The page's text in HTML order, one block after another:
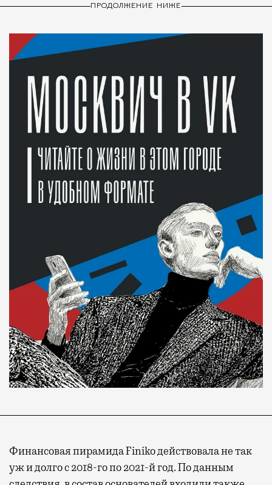
ПРОДОЛЖЕНИЕ НИЖЕ
Финансовая пирамида Finiko действовала не так
уж и долго с 2018-го по 2021-й год. По данным